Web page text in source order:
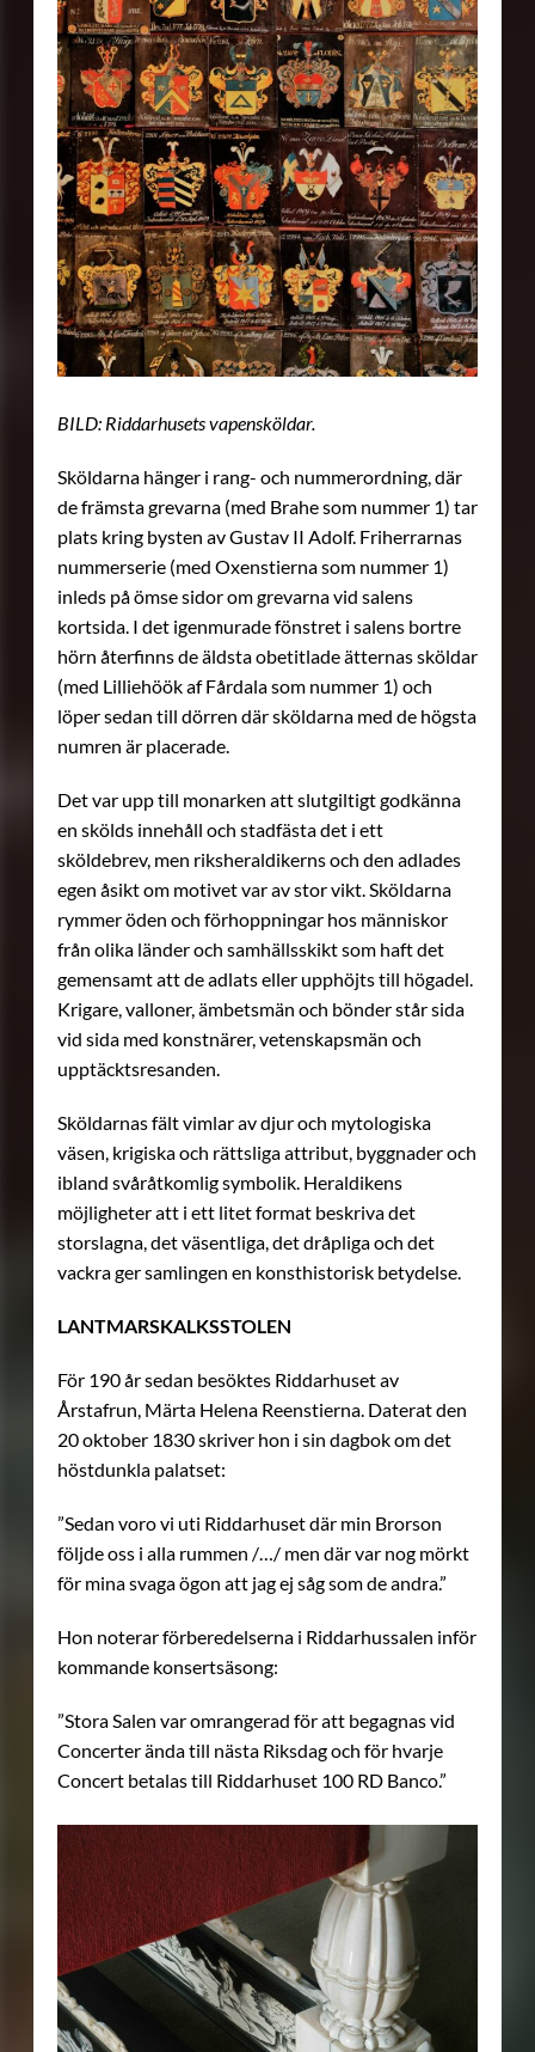
BILD: Riddarhusets vapensköldar.
Sköldarna hänger i rang- och nummerordning, där
de främsta grevarna (med Brahe som nummer 1) tar
plats kring bysten av Gustav II Adolf. Friherrarnas
nummerserie (med Oxenstierna som nummer 1)
inleds på ömse sidor om grevarna vid salens
kortsida. I det igenmurade fönstret i salens bortre
hörn återfinns de äldsta obetitlade ätternas sköldar
(med Lilliehöök af Fårdala som nummer 1) och
löper sedan till dörren där sköldarna med de högsta
numren är placerade.
Det var upp till monarken att slutgiltigt godkänna
en skölds innehåll och stadfästa det i ett
sköldebrev, men riksheraldikerns och den adlades
egen åsikt om motivet var av stor vikt. Sköldarna
rymmer öden och förhoppningar hos människor
från olika länder och samhällsskikt som haft det
gemensamt att de adlats eller upphöjts till högadel.
Krigare, valloner, ämbetsmän och bönder står sida
vid sida med konstnärer, vetenskapsmän och
upptäcktsresanden.
Sköldarnas fält vimlar av djur och mytologiska
väsen, krigiska och rättsliga attribut, byggnader och
ibland svåråtkomlig symbolik. Heraldikens
möjligheter att i ett litet format beskriva det
storslagna, det väsentliga, det dråpliga och det
vackra ger samlingen en konsthistorisk betydelse.
LANTMARSKALKSSTOLEN
För 190 år sedan besöktes Riddarhuset av
Årstafrun, Märta Helena Reenstierna. Daterat den
20 oktober 1830 skriver hon i sin dagbok om det
höstdunkla palatset:
”Sedan voro vi uti Riddarhuset där min Brorson
följde oss i alla rummen /…/ men där var nog mörkt
för mina svaga ögon att jag ej såg som de andra.”
Hon noterar förberedelserna i Riddarhussalen inför
kommande konsertsäsong:
”Stora Salen var omrangerad för att begagnas vid
Concerter ända till nästa Riksdag och för hvarje
Concert betalas till Riddarhuset 100 RD Banco.”